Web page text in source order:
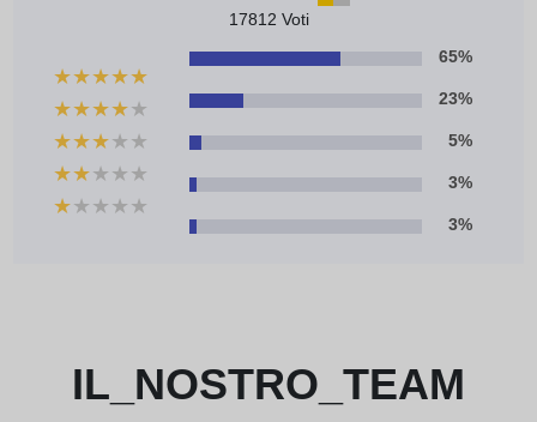
17812 Voti
★★★★★
★★★★★
★★★★ ★
★★★ ★ ★
★★ ★ ★ ★
65%
23%
5%
3%
3%
IL_NOSTRO_TEAM